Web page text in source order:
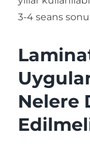
3-4 seans
Nelere